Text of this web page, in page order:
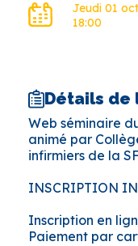
Jeudi 01
18:00
Détails de
Web séminaire
animé par
infirmiers de la
INSCRIPTION
Inscription en
Paiement par